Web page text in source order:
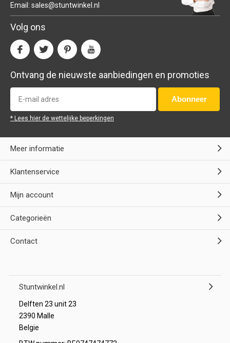
Email: sales@stuntwinkel.nl
Volg ons
Ontvang de nieuwste aanbiedingen en promoties
Abonneer
* Lees hier de wettelijke beperkingen
Meer informatie
Klantenservice
Mijn account
Categorieën
Contact
Stuntwinkel.nl
Delften 23 unit 23
2390 Malle
Belgie